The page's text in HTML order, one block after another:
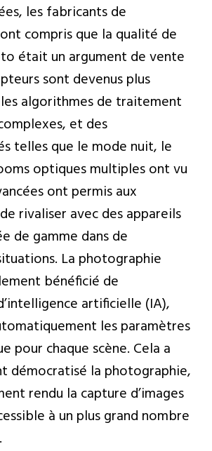
les fabricants de
compris que la qualité de
était un argument de vente
sont devenus plus
algorithmes de traitement
et des
telles que le mode nuit, le
optiques multiples ont vu
ont permis aux
rivaliser avec des appareils
de gamme dans de
La photographie
bénéficié de
artificielle (IA),
les paramètres
pour chaque scène. Cela a
démocratisé la photographie,
rendu la capture d’images
à un plus grand nombre